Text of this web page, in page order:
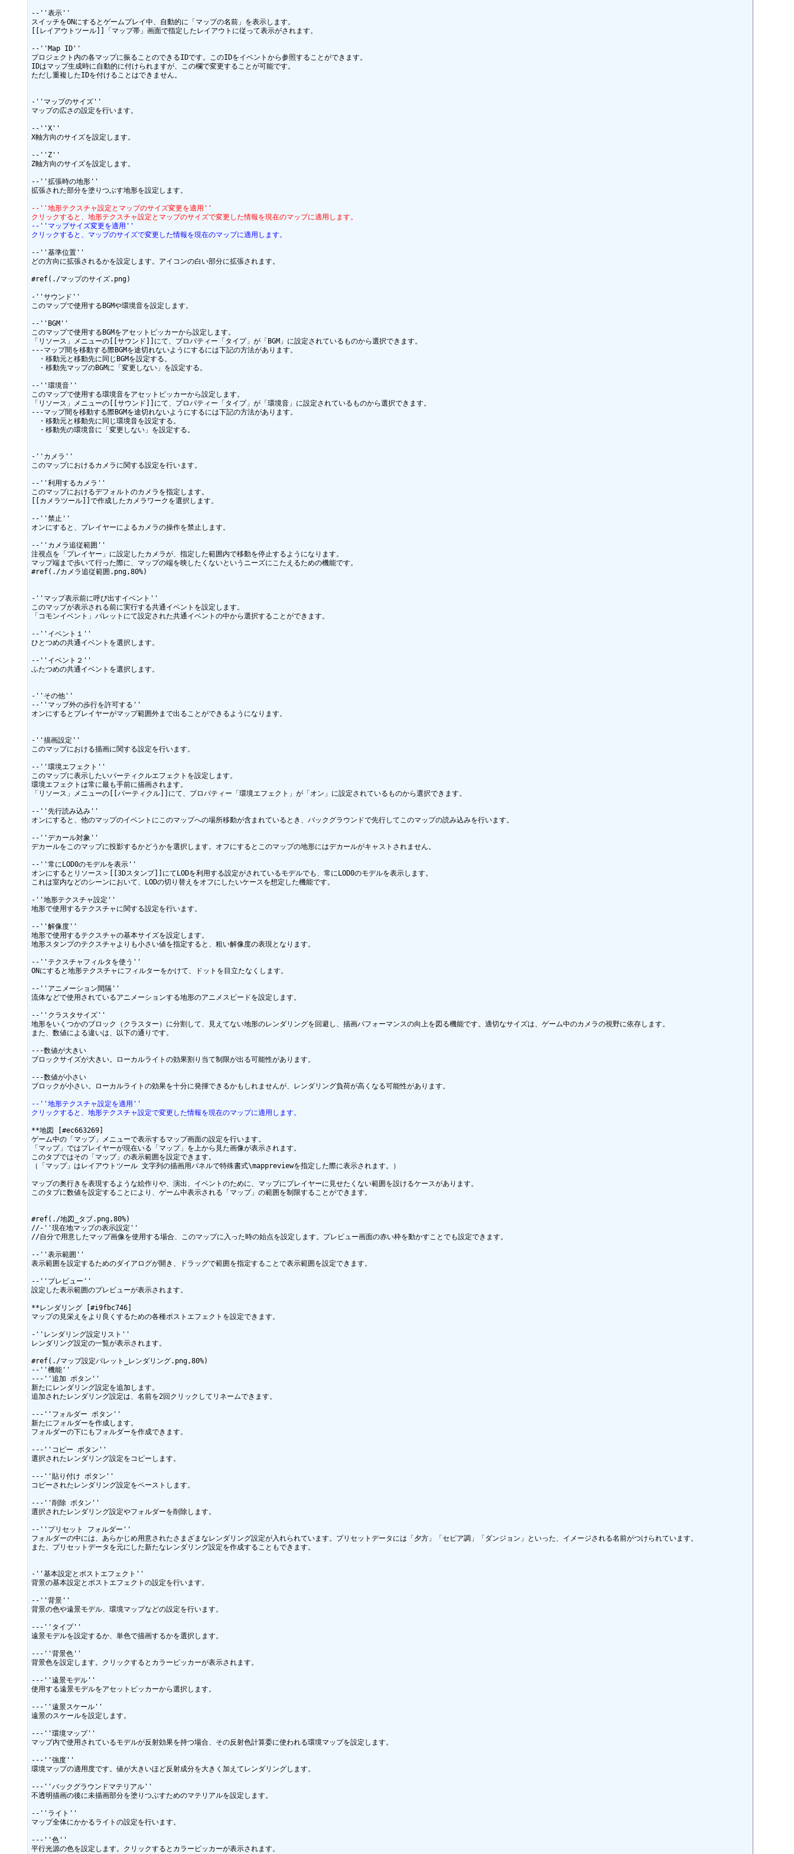
--''表示''
スイッチをONにするとゲームプレイ中、自動的に「マップの名前」を表示します。
[[レイアウトツール]]「マップ帯」画面で指定したレイアウトに従って表示がされます。
--''Map ID''
プロジェクト内の各マップに振ることのできるIDです。このIDをイベントから参照することができます。
IDはマップ生成時に自動的に付けられますが、この欄で変更することが可能です。
ただし重複したIDを付けることはできません。
-''マップのサイズ''
マップの広さの設定を行います。
--''X''
X軸方向のサイズを設定します。
--''Z''
Z軸方向のサイズを設定します。
--''拡張時の地形''
拡張された部分を塗りつぶす地形を設定します。
--''地形テクスチャ設定とマップのサイズ変更を適用''
クリックすると、地形テクスチャ設定とマップのサイズで変更した情報を現在のマップに適用します。
--''マップサイズ変更を適用''
クリックすると、マップのサイズで変更した情報を現在のマップに適用します。
--''基準位置''
どの方向に拡張されるかを設定します。アイコンの白い部分に拡張されます。
#ref(./マップのサイズ.png)
-''サウンド''
このマップで使用するBGMや環境音を設定します。
--''BGM''
このマップで使用するBGMをアセットピッカーから設定します。
「リソース」メニューの[[サウンド]]にて、プロパティー「タイプ」が「BGM」に設定されているものから選択できます。
---マップ間を移動する際BGMを途切れないようにするには下記の方法があります。
・移動元と移動先に同じBGMを設定する。
・移動先マップのBGMに「変更しない」を設定する。
--''環境音''
このマップで使用する環境音をアセットピッカーから設定します。
「リソース」メニューの[[サウンド]]にて、プロパティー「タイプ」が「環境音」に設定されているものから選択できます。
---マップ間を移動する際BGMを途切れないようにするには下記の方法があります。
・移動元と移動先に同じ環境音を設定する。
・移動先の環境音に「変更しない」を設定する。
-''カメラ''
このマップにおけるカメラに関する設定を行います。
--''利用するカメラ''
このマップにおけるデフォルトのカメラを指定します。
[[カメラツール]]で作成したカメラワークを選択します。
--''禁止''
オンにすると、プレイヤーによるカメラの操作を禁止します。
--''カメラ追従範囲''
注視点を「プレイヤー」に設定したカメラが、指定した範囲内で移動を停止するようになります。
マップ端まで歩いて行った際に、マップの端を映したくないというニーズにこたえるための機能です。
#ref(./カメラ追従範囲.png,80%)
-''マップ表示前に呼び出すイベント''
このマップが表示される前に実行する共通イベントを設定します。
「コモンイベント」パレットにて設定された共通イベントの中から選択することができます。
--''イベント１''
ひとつめの共通イベントを選択します。
--''イベント２''
ふたつめの共通イベントを選択します。
-''その他''
--''マップ外の歩行を許可する''
オンにするとプレイヤーがマップ範囲外まで出ることができるようになります。
-''描画設定''
このマップにおける描画に関する設定を行います。
--''環境エフェクト''
このマップに表示したいパーティクルエフェクトを設定します。
環境エフェクトは常に最も手前に描画されます。
「リソース」メニューの[[パーティクル]]にて、プロパティー「環境エフェクト」が「オン」に設定されているものから選択できます。
--''先行読み込み''
オンにすると、他のマップのイベントにこのマップへの場所移動が含まれているとき、バックグラウンドで先行してこのマップの読み込みを行います。
--''デカール対象''
デカールをこのマップに投影するかどうかを選択します。オフにするとこのマップの地形にはデカールがキャストされません。
--''常にLOD0のモデルを表示''
オンにするとリソース＞[[3Dスタンプ]]にてLODを利用する設定がされているモデルでも、常にLOD0のモデルを表示します。
これは室内などのシーンにおいて、LODの切り替えをオフにしたいケースを想定した機能です。
-''地形テクスチャ設定''
地形で使用するテクスチャに関する設定を行います。
--''解像度''
地形で使用するテクスチャの基本サイズを設定します。
地形スタンプのテクスチャよりも小さい値を指定すると、粗い解像度の表現となります。
--''テクスチャフィルタを使う''
ONにすると地形テクスチャにフィルターをかけて、ドットを目立たなくします。
--''アニメーション間隔''
流体などで使用されているアニメーションする地形のアニメスピードを設定します。
--''クラスタサイズ''
地形をいくつかのブロック（クラスター）に分割して、見えてない地形のレンダリングを回避し、描画パフォーマンスの向上を図る機能です。適切なサイズは、ゲーム中のカメラの視野に依存します。
また、数値による違いは、以下の通りです。
---数値が大きい
ブロックサイズが大きい。ローカルライトの効果割り当て制限が出る可能性があります。
---数値が小さい
ブロックが小さい。ローカルライトの効果を十分に発揮できるかもしれませんが、レンダリング負荷が高くなる可能性があります。
--''地形テクスチャ設定を適用''
クリックすると、地形テクスチャ設定で変更した情報を現在のマップに適用します。